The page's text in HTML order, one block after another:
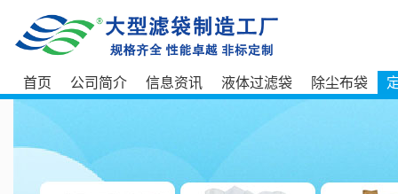
首页 公司简介 信息资讯 液体过滤袋 除尘布袋